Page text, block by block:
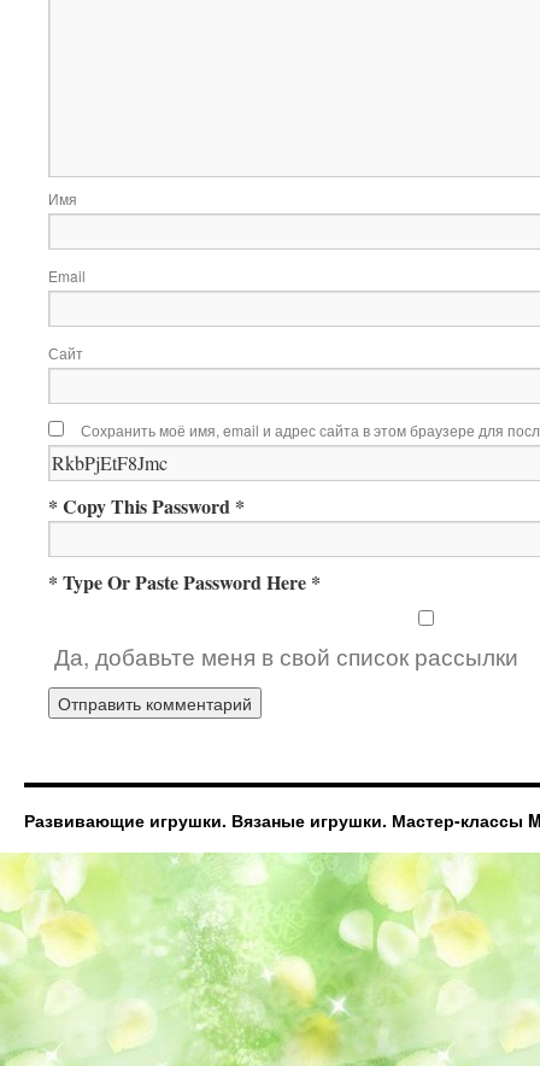
Имя
Email
Сайт
Сохранить моё имя, email и адрес сайта в этом браузере для
* Copy This Password *
* Type Or Paste Password Here *
Да, добавьте меня в свой список рассылки
Развивающие игрушки. Вязаные игрушки. Мастер-классы